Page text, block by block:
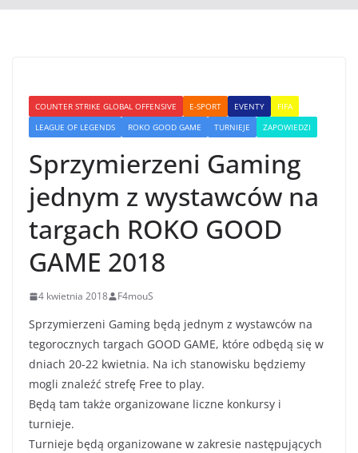
COUNTER STRIKE GLOBAL OFFENSIVE E-SPORT EVENTY
FIFA
LEAGUE OF LEGENDS
ROKO GOOD GAME TURNIEJE ZAPOWIEDZI
Sprzymierzeni Gaming
jednym z wystawców na
targach ROKO GOOD
GAME 2018
4 kwietnia 2018 F4mouS
Sprzymierzeni Gaming będą jednym z wystawców na
tegorocznych targach GOOD GAME, które odbędą się w
dniach 20-22 kwietnia. Na ich stanowisku będziemy
mogli znaleźć strefę Free to play.
Będą tam także organizowane liczne konkursy i
turnieje.
Turnieje będą organizowane w zakresie następujących